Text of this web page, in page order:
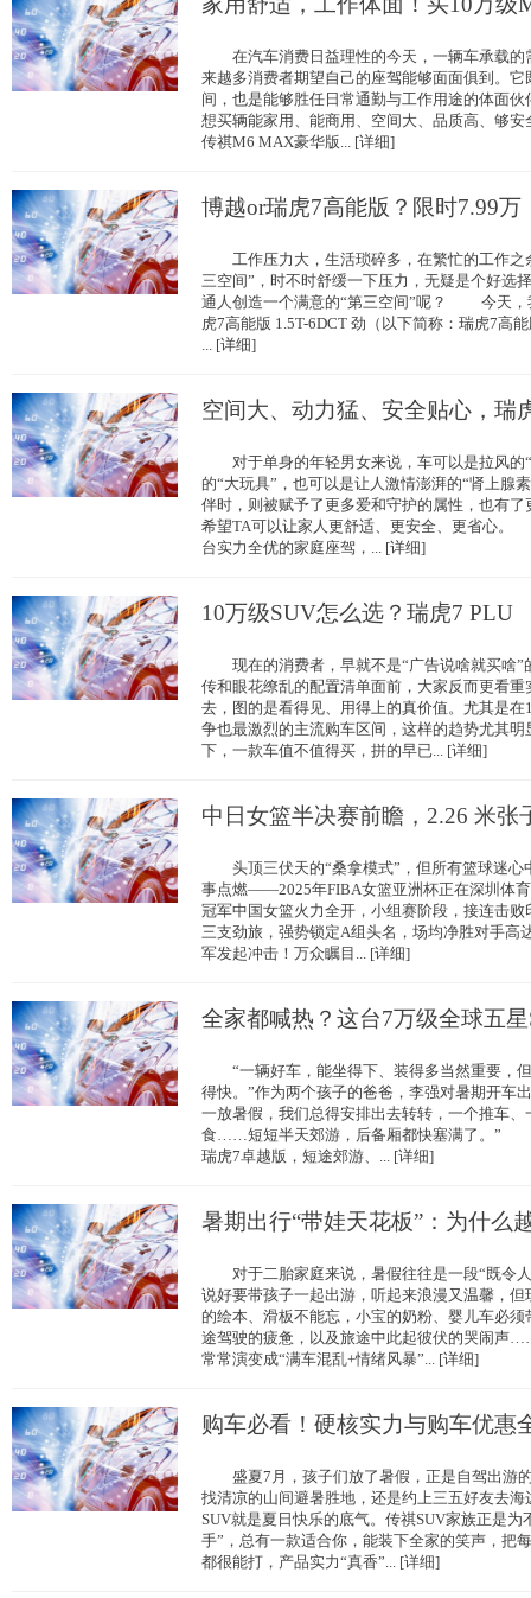
在汽车消费日益理性的今天，一辆车承载的
来越多消费者期望自己的座驾能够面面俱到。
间，也是能够胜任日常通勤与工作用途的体面
想买辆能家用、能商用、空间大、品质高、够
传祺M6 MAX豪华版... [详细]
博越or瑞虎7高能版？限时7.99万
工作压力大，生活琐碎多，在繁忙的工作之
三空间”，时不时舒缓一下压力，无疑是个好选
通人创造一个满意的“第三空间”呢？ 今天，
虎7高能版 1.5T-6DCT 劲（以下简称：瑞虎7高
... [详细]
空间大、动力猛、安全贴心，瑞
对于单身的年轻男女来说，车可以是拉风的“
的“大玩具”，也可以是让人激情澎湃的“肾上腺
伴时，则被赋予了更多爱和守护的属性，也有
希望TA可以让家人更舒适、更安全、更省心
台实力全优的家庭座驾，... [详细]
10万级SUV怎么选？瑞虎7 PLU
现在的消费者，早就不是“广告说啥就买啥”
传和眼花缭乱的配置清单面前，大家反而更看
去，图的是看得见、用得上的真价值。尤其是
争也最激烈的主流购车区间，这样的趋势尤
下，一款车值不值得买，拼的早已... [详细]
中日女篮半决赛前瞻，2.26 米张
头顶三伏天的“桑拿模式”，但所有篮球迷心
事点燃——2025年FIBA女篮亚洲杯正在深圳
冠军中国女篮火力全开，小组赛阶段，接连击
三支劲旅，强势锁定A组头名，场均净胜对手高
军发起冲击！万众瞩目... [详细]
全家都喊热？这台7万级全球五
“一辆好车，能坐得下、装得多当然重要，
得快。”作为两个孩子的爸爸，李强对暑期开车
一放暑假，我们总得安排出去转转，一个推车
食……短短半天郊游，后备厢都快塞满了。”
瑞虎7卓越版，短途郊游、... [详细]
暑期出行“带娃天花板”：为什么
对于二胎家庭来说，暑假往往是一段“既令人
说好要带孩子一起出游，听起来浪漫又温馨，
的绘本、滑板不能忘，小宝的奶粉、婴儿车必
途驾驶的疲惫，以及旅途中此起彼伏的哭闹声
常常演变成“满车混乱+情绪风暴”... [详细]
购车必看！硬核实力与购车优惠
盛夏7月，孩子们放了暑假，正是自驾出游
找清凉的山间避暑胜地，还是约上三五好友去
SUV就是夏日快乐的底气。传祺SUV家族正是为
手”，总有一款适合你，能装下全家的笑声，
都很能打，产品实力“真香”... [详细]